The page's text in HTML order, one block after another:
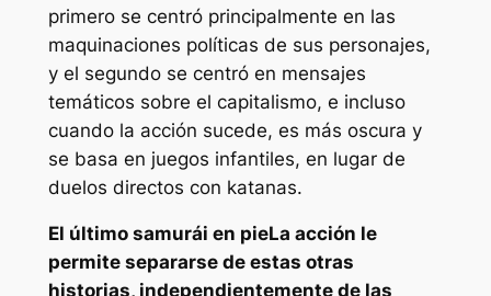
primero se centró principalmente en las
maquinaciones políticas de sus personajes,
y el segundo se centró en mensajes
temáticos sobre el capitalismo, e incluso
cuando la acción sucede, es más oscura y
se basa en juegos infantiles, en lugar de
duelos directos con katanas.
El último samurái en pieLa acción le
permite separarse de estas otras
historias, independientemente de las